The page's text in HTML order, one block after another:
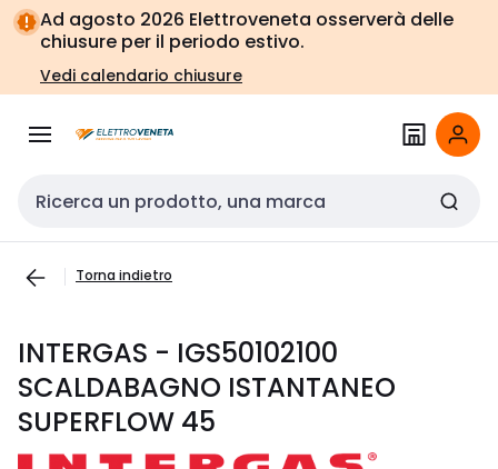
Vai alla
navigazione
Vai
alla
pagina
Ad agosto 2026 Elettroveneta osserverà delle
chiusure per il periodo estivo.
Vedi calendario chiusure
Cerca input
Torna indietro
INTERGAS - IGS50102100
SCALDABAGNO ISTANTANEO
SUPERFLOW 45